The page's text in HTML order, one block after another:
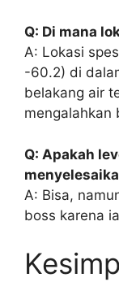
Q: Di mana
A: Lokasi
-60.2) di
belakang air
mengalahkan
Q: Apakah
A: Bisa,
boss karena